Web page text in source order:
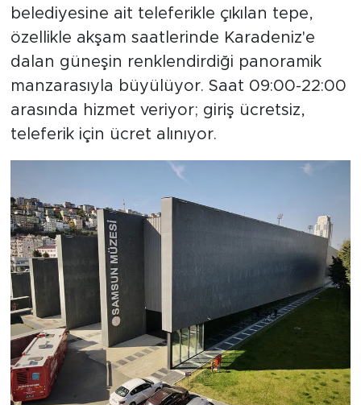
belediyesine ait teleferikle çıkılan tepe,
özellikle akşam saatlerinde Karadeniz'e
dalan güneşin renklendirdiği panoramik
manzarasıyla büyülüyor. Saat 09:00-22:00
arasında hizmet veriyor; giriş ücretsiz,
teleferik için ücret alınıyor.